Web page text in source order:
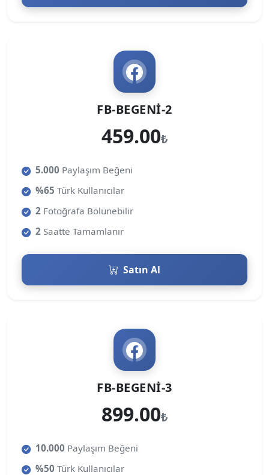
FB-BEGENI-2
459.00₺
5.000 Paylaşım Beğeni
%65 Türk Kullanıcılar
2 Fotoğrafa Bölünebilir
2 Saatte Tamamlanır
Satın Al
FB-BEGENI-3
899.00₺
10.000 Paylaşım Beğeni
%50 Türk Kullanıcılar